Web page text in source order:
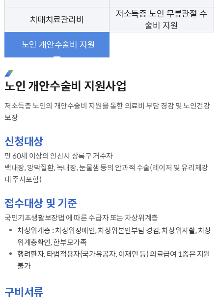
치매치료관리비
저소득층 노인 무릎관절 수
술비 지원
노인 개안수술비 지원
노인 개안수술비 지원사업
저소득층 노인의 개안수술비 지원을 통한 의료비 부담 경감 및 노인건강
보장
신청대상
만 60세 이상의 안산시 상록구 거주자
백내장, 망막질환, 녹내장, 눈물샘 등의 안과적 수술(레이저 및 유리체강
내 주사포함)
접수대상 및 기준
국민기초생활보장법 에 따른 수급자 또는 차상위계층
차상위계층 : 차상위장애인, 차상위본인부담 경감, 차상위자활, 차상
위계층확인, 한부모가족
행려환자, 타법적용자(국가유공자, 이재민 등) 의료급여 1종은 지원
불가
구비서류